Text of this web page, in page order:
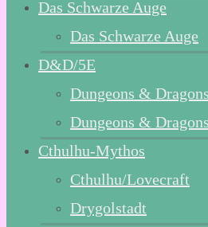
Das Schwarze Auge
Das Schwarze Auge
D&D/5E
Dungeons &
Dungeons &
Cthulhu-Mythos
Cthulhu/Lovecraft
Drygolstadt